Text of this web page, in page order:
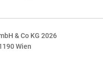
& Co KG 2026
Wien